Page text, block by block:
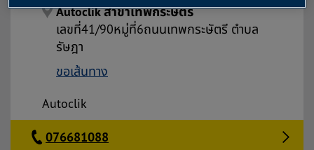
t
Autoclik สาขาเทพกระษัตรี
เลขที่41/90หมู่ที่6ถนนเทพกระษัตรี ตำบล
รัษฎา
ขอเส้นทาง
Autoclik
076681088